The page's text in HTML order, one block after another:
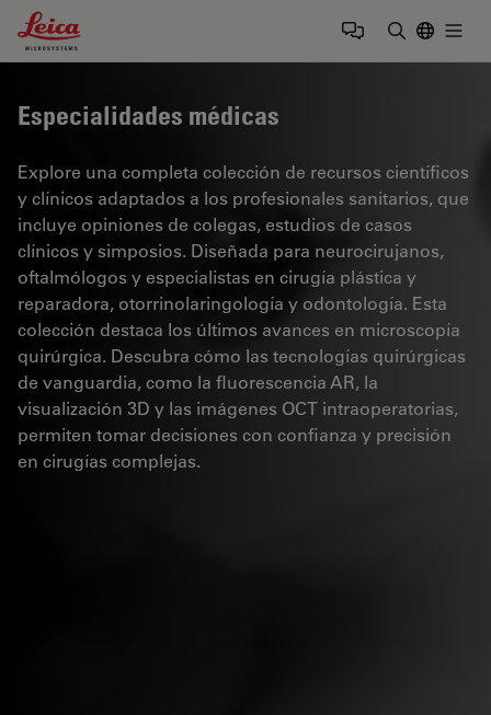
Leica Microsystems Logo
Especialidades médicas
Explore una completa colección de recursos científicos
y clínicos adaptados a los profesionales sanitarios, que
incluye opiniones de colegas, estudios de casos
clínicos y simposios. Diseñada para neurocirujanos,
oftalmólogos y especialistas en cirugía plástica y
reparadora, otorrinolaringología y odontología. Esta
colección destaca los últimos avances en microscopía
quirúrgica. Descubra cómo las tecnologías quirúrgicas
de vanguardia, como la fluorescencia AR, la
visualización 3D y las imágenes OCT intraoperatorias,
permiten tomar decisiones con confianza y precisión
en cirugías complejas.